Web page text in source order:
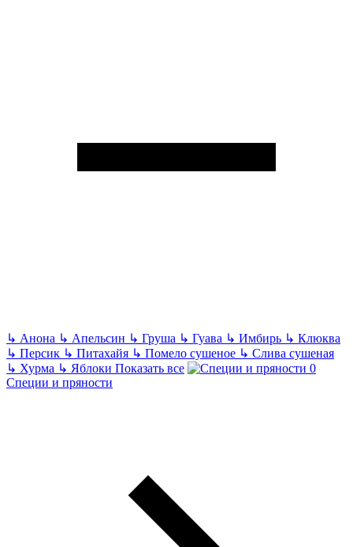
↳ Анона ↳ Апельсин ↳ Груша ↳ Гуава ↳ Имбирь ↳ Клюква
↳ Персик ↳ Питахайя ↳ Помело сушеное ↳ Слива сушеная
↳ Хурма ↳ Яблоки Показать все
Специи и пряности